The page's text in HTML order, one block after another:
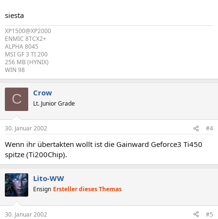
siesta
XP1500@XP2000
ENMIC 8TCX2+
ALPHA 8045
MSI GF 3 TI 200
256 MB (HYNIX)
WIN 98
C Crow
Lt. Junior Grade
30. Januar 2002 #4
Wenn ihr übertakten wollt ist die Gainward Geforce3 Ti450
spitze (Ti200Chip).
Lito-WW
Ensign Ersteller dieses Themas
30. Januar 2002 #5